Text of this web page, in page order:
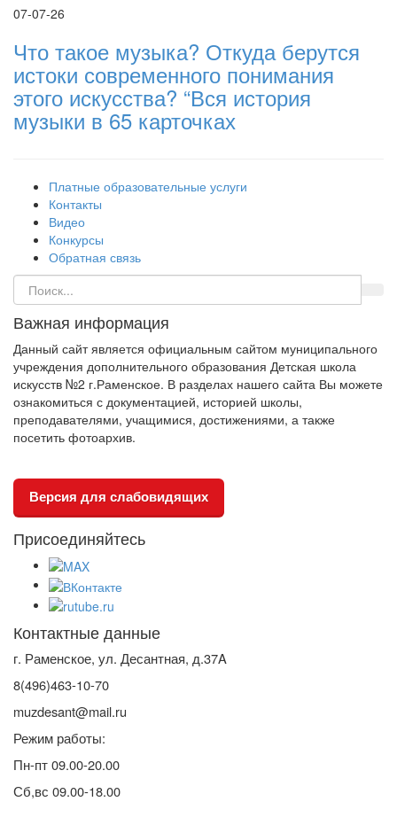
07-07-26
Что такое музыка? Откуда берутся
истоки современного понимания
этого искусства? “Вся история
музыки в 65 карточках
Платные образовательные услуги
Контакты
Видео
Конкурсы
Обратная связь
Важная информация
Данный сайт является официальным сайтом муниципального
учреждения дополнительного образования Детская школа
искусств №2 г.Раменское. В разделах нашего сайта Вы можете
ознакомиться с документацией, историей школы,
преподавателями, учащимися, достижениями, а также
посетить фотоархив.
Версия для слабовидящих
Присоединяйтесь
Контактные данные
г. Раменское, ул. Десантная, д.37A
8(496)463-10-70
muzdesant@mail.ru
Режим работы:
Пн-пт 09.00-20.00
Сб,вс 09.00-18.00